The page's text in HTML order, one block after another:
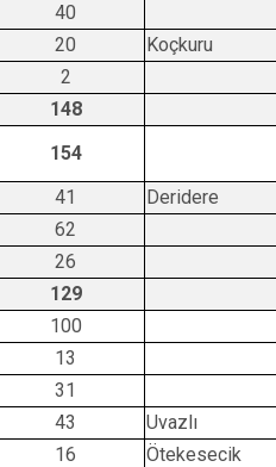
40
20
Koçkuru
2
148
154
41 Deridere
62
26
129
100
13
31
43
Uvazlı
16
Ötekesecik